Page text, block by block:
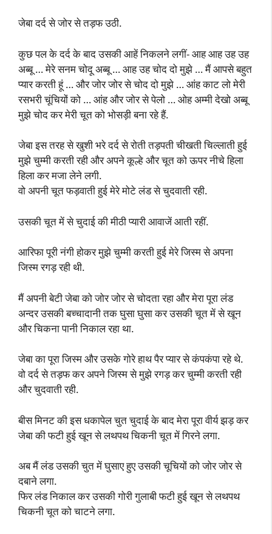
जेबा दर्द से जोर से तड़फ उठी.
कुछ पल के दर्द के बाद उसकी आहें निकलने लगीं- आह आह उह उह
अब्बू … मेरे सनम चोदू अब्बू … आह उह चोद दो मुझे … मैं आपसे बहुत
प्यार करती हूं … और जोर जोर से चोद दो मुझे … आंह काट लो मेरी
रसभरी चूंचियों को … आंह और जोर से पेलो … ओह अम्मी देखो अब्बू
मुझे चोद कर मेरी चूत को भोसड़ी बना रहे हैं.
जेबा इस तरह से खुशी भरे दर्द से रोती तड़पती चीखती चिल्लाती हुई
मुझे चुम्मी करती रही और अपने कूल्हे और चूत को ऊपर नीचे हिला
हिला कर मजा लेने लगी.
वो अपनी चूत फड़वाती हुई मेरे मोटे लंड से चुदवाती रही.
उसकी चूत में से चुदाई की मीठी प्यारी आवाजें आती रहीं.
आरिफा पूरी नंगी होकर मुझे चुम्मी करती हुई मेरे जिस्म से अपना
जिस्म रगड़ रही थी.
मैं अपनी बेटी जेबा को जोर जोर से चोदता रहा और मेरा पूरा लंड
अन्दर उसकी बच्चादानी तक घुसा घुसा कर उसकी चूत में से खून
और चिकना पानी निकाल रहा था.
जेबा का पूरा जिस्म और उसके गोरे हाथ पैर प्यार से कंपकंपा रहे थे.
वो दर्द से तड़फ कर अपने जिस्म से मुझे रगड़ कर चुम्मी करती रही
और चुदवाती रही.
बीस मिनट की इस धकापेल चुत चुदाई के बाद मेरा पूरा वीर्य झड़ कर
जेबा की फटी हुई खून से लथपथ चिकनी चूत में गिरने लगा.
अब मैं लंड उसकी चुत में घुसाए हुए उसकी चूचियों को जोर जोर से
दबाने लगा.
फिर लंड निकाल कर उसकी गोरी गुलाबी फटी हुई खून से लथपथ
चिकनी चूत को चाटने लगा.